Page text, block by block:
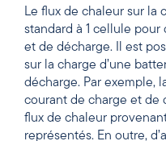
Le flux de chaleur sur la
standard à 1 cellule
et de décharge.
Il est
sur la charge d’une
décharge. Par exemple,
courant de charge et de
flux de chaleur
représentés. En outre,